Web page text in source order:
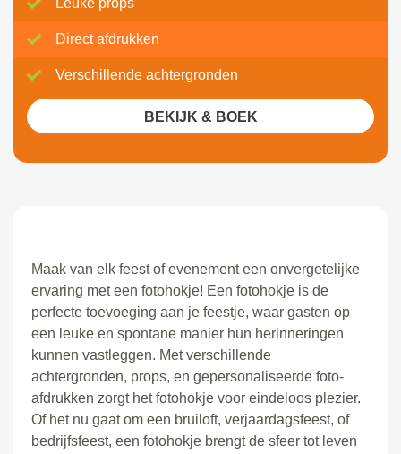
Maak van elk feest of evenement een onvergetelijke
ervaring met een fotohokje! Een fotohokje is de
perfecte toevoeging aan je feestje, waar gasten op
een leuke en spontane manier hun herinneringen
kunnen vastleggen. Met verschillende
achtergronden, props, en gepersonaliseerde foto-
afdrukken zorgt het fotohokje voor eindeloos plezier.
Of het nu gaat om een bruiloft, verjaardagsfeest, of
bedrijfsfeest, een fotohokje brengt de sfeer tot leven
Leuke props
Direct afdrukken
Verschillende achtergronden
BEKIJK & BOEK